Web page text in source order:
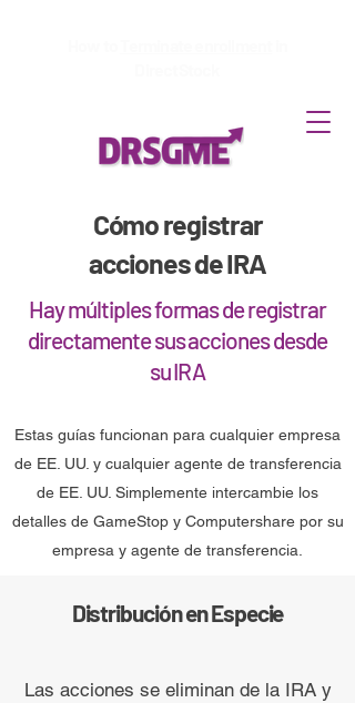
Cómo registrar
acciones de IRA
Hay múltiples formas de registrar
directamente sus acciones desde
su IRA
Estas guías funcionan para cualquier empresa
de EE. UU. y cualquier agente de transferencia
de EE. UU. Simplemente intercambie los
detalles de GameStop y Computershare por su
empresa y agente de transferencia.
Distribución en Especie
Las acciones se eliminan de la IRA y